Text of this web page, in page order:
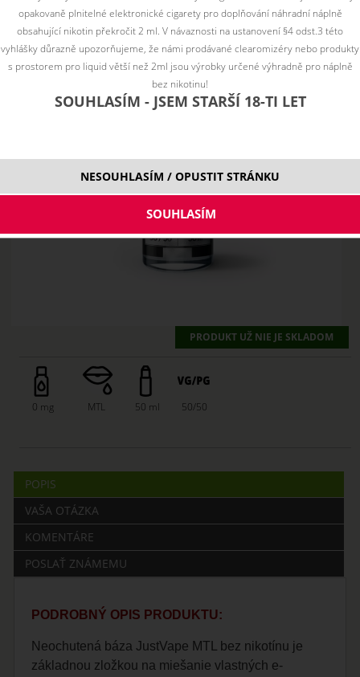
PRODUKT UŽ NIE JE SKLADOM
0 mg MTL 50 ml 50/50
POPIS
VAŠA OTÁZKA
KOMENTÁRE
POSLAŤ ZNÁMEMU
PODROBNÝ OPIS PRODUKTU:
Neochutená báza JustVape MTL bez nikotínu je
základnou zložkou na miešanie vlastných e-
opakovaně plnitelné elektronické cigarety pro doplňování náhradní náplně
obsahující nikotin překročit 2 ml. V návaznosti na ustanovení §4 odst.3 této
vyhlášky důrazně upozorňujeme, že námi prodávané clearomizéry nebo produkty
s prostorem pro liquid větší než 2ml jsou výrobky určené výhradně pro náplně
bez nikotinu!
SOUHLASÍM - JSEM STARŠÍ 18-TI LET
NESOUHLASÍM / OPUSTIT STRÁNKU